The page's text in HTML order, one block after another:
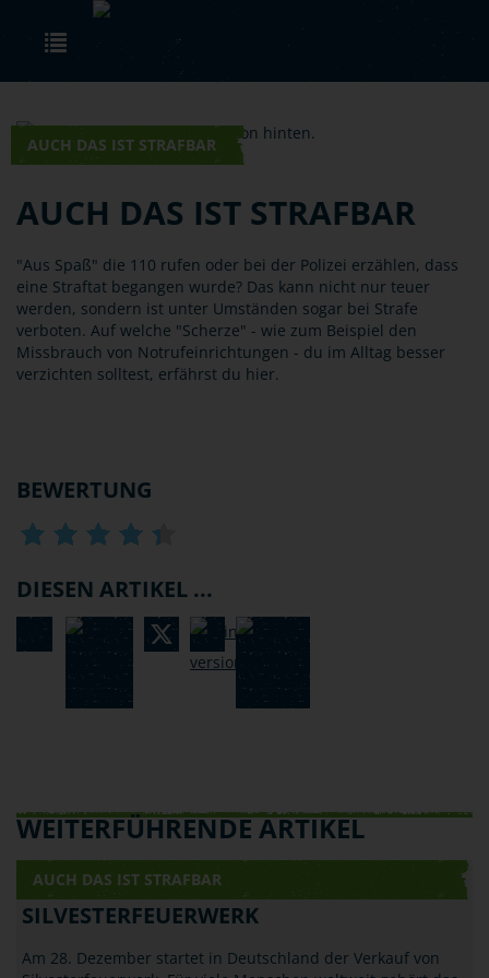
Skip to main content
AUCH DAS IST STRAFBAR
AUCH DAS IST STRAFBAR
"Aus Spaß" die 110 rufen oder bei der Polizei erzählen, dass
eine Straftat begangen wurde? Das kann nicht nur teuer
werden, sondern ist unter Umständen sogar bei Strafe
verboten. Auf welche "Scherze" - wie zum Beispiel den
Missbrauch von Notrufeinrichtungen - du im Alltag besser
verzichten solltest, erfährst du hier.
BEWERTUNG
DIESEN ARTIKEL ...
WEITERFÜHRENDE ARTIKEL
AUCH DAS IST STRAFBAR
SILVESTERFEUERWERK
Am 28. Dezember startet in Deutschland der Verkauf von